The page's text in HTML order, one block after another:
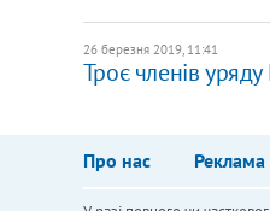
26 березня 2019, 11:41
Троє членів
Про нас Реклама